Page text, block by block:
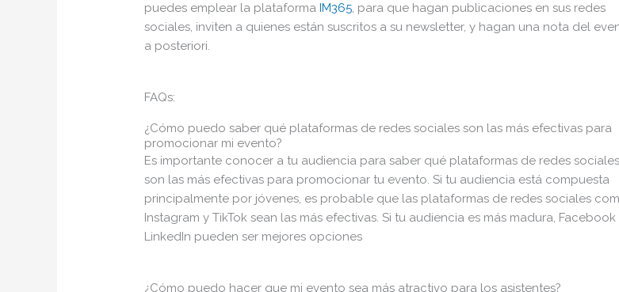
puedes emplear la plataformaIM365, para que hagan publicaciones en sus redes
sociales, inviten a quienes están suscritos a su newsletter, y hagan una nota del
a posteriori.
FAQs:
¿Cómo puedo saber qué plataformas de redes sociales son las más efectivas para
promocionar mi evento?
Es importante conocer a tu audiencia para saber qué plataformas de redes sociales
son las más efectivas para promocionar tu evento. Si tu audiencia está compuesta
principalmente por jóvenes, es probable que las plataformas de redes sociales
Instagram y TikTok sean las más efectivas. Si tu audiencia es más madura, Facebook
LinkedIn pueden ser mejores opciones
¿Cómo puedo hacer que mi evento sea más atractivo para los asistentes?